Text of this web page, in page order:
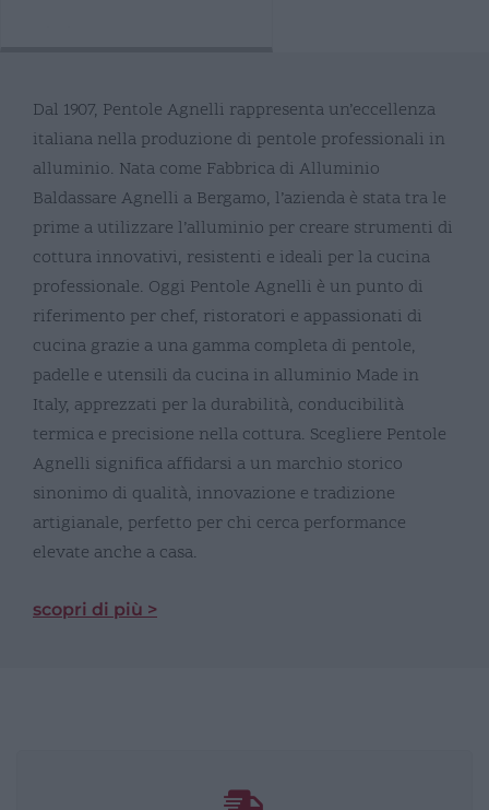
Dal 1907, Pentole Agnelli rappresenta un’eccellenza
italiana nella produzione di pentole professionali in
alluminio. Nata come Fabbrica di Alluminio
Baldassare Agnelli a Bergamo, l’azienda è stata tra le
prime a utilizzare l’alluminio per creare strumenti di
cottura innovativi, resistenti e ideali per la cucina
professionale. Oggi Pentole Agnelli è un punto di
riferimento per chef, ristoratori e appassionati di
cucina grazie a una gamma completa di pentole,
padelle e utensili da cucina in alluminio Made in
Italy, apprezzati per la durabilità, conducibilità
termica e precisione nella cottura. Scegliere Pentole
Agnelli significa affidarsi a un marchio storico
sinonimo di qualità, innovazione e tradizione
artigianale, perfetto per chi cerca performance
elevate anche a casa.
scopri di più >